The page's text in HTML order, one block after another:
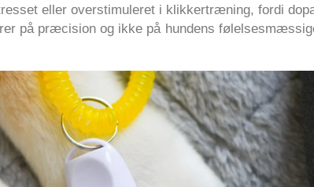
eller overstimuleret i klikkertræning, fordi
på præcision og ikke på hundens